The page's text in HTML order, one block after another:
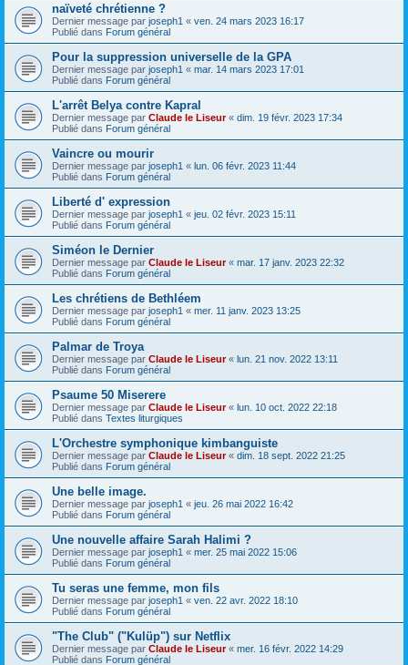
naïveté chrétienne ?
Dernier message par joseph1 « ven. 24 mars 2023 16:17
Publié dans Forum général
Pour la suppression universelle de la GPA
Dernier message par joseph1 « mar. 14 mars 2023 17:01
Publié dans Forum général
L'arrêt Belya contre Kapral
Dernier message par Claude le Liseur« dim. 19 févr. 2023 17:34
Publié dans Forum général
Vaincre ou mourir
Dernier message par joseph1 « lun. 06 févr. 2023 11:44
Publié dans Forum général
Liberté d' expression
Dernier message par joseph1 « jeu. 02 févr. 2023 15:11
Publié dans Forum général
Siméon le Dernier
Dernier message par Claude le Liseur« mar. 17 janv. 2023 22:32
Publié dans Forum général
Les chrétiens de Bethléem
Dernier message par joseph1 « mer. 11 janv. 2023 13:25
Publié dans Forum général
Palmar de Troya
Dernier message par Claude le Liseur« lun. 21 nov. 2022 13:11
Publié dans Forum général
Psaume 50 Miserere
Dernier message par Claude le Liseur« lun. 10 oct. 2022 22:18
Publié dans Textes liturgiques
L'Orchestre symphonique kimbanguiste
Dernier message par Claude le Liseur« dim. 18 sept. 2022 21:25
Publié dans Forum général
Une belle image.
Dernier message par joseph1 « jeu. 26 mai 2022 16:42
Publié dans Forum général
Une nouvelle affaire Sarah Halimi ?
Dernier message par joseph1 « mer. 25 mai 2022 15:06
Publié dans Forum général
Tu seras une femme, mon fils
Dernier message par joseph1 « ven. 22 avr. 2022 18:10
Publié dans Forum général
"The Club" ("Kulüp") sur Netflix
Dernier message par Claude le Liseur« mer. 16 févr. 2022 14:29
Publié dans Forum général